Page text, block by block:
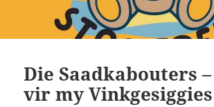
Die Saadkabouters
vir my Vinkgesiggies